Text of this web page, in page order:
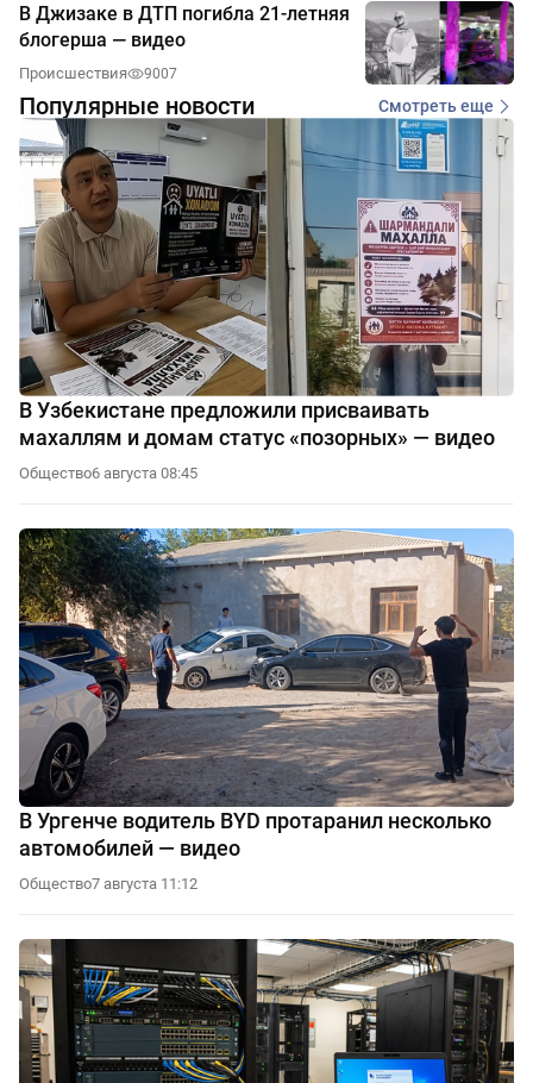
В Джизаке в ДТП погибла 21-летняя
блогерша — видео
Происшествия 9007
Популярные новости Смотреть еще
В Узбекистане предложили присваивать
махаллям и домам статус «позорных» — видео
Общество6 августа 08:45
В Ургенче водитель BYD протаранил несколько
автомобилей — видео
Общество7 августа 11:12